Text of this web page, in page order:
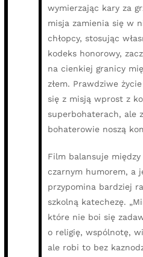
wymierzając kary za
misja zamienia się w
chłopcy, stosując
kodeks honorowy,
na cienkiej granicy
złem. Prawdziwe
się z misją wprost z
superbohaterach, ale
bohaterowie noszą
Film balansuje
czarnym humorem, a
przypomina bardziej
szkolną katechezę.
które nie boi się
o religię, wspólnotę,
ale robi to bez